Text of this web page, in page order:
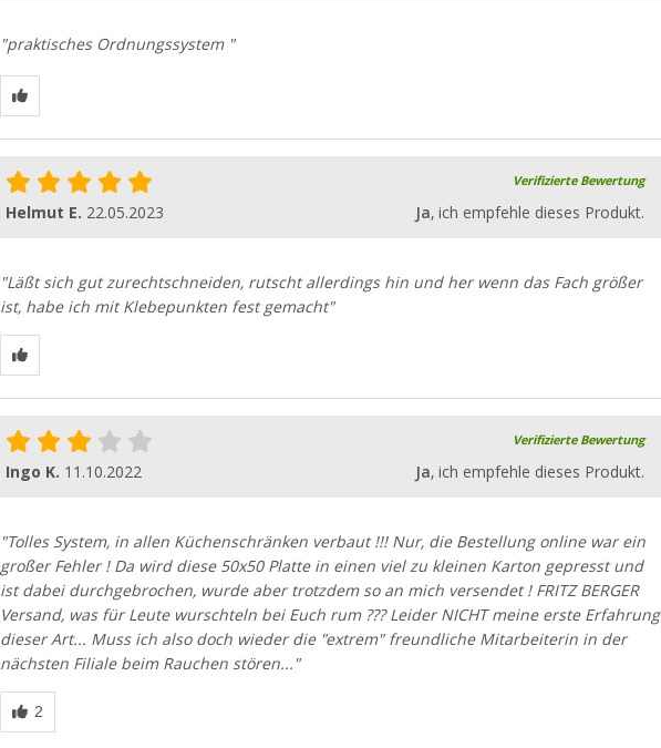
"praktisches Ordnungssystem "
Verifizierte Bewertung
Helmut E. 22.05.2023 Ja, ich empfehle dieses Produkt.
"Läßt sich gut zurechtschneiden, rutscht allerdings hin und her wenn das Fach größer
ist, habe ich mit Klebepunkten fest gemacht"
Verifizierte Bewertung
Ingo K. 11.10.2022 Ja, ich empfehle dieses Produkt.
"Tolles System, in allen Küchenschränken verbaut !!! Nur, die Bestellung online war ein
großer Fehler ! Da wird diese 50x50 Platte in einen viel zu kleinen Karton gepresst und
ist dabei durchgebrochen, wurde aber trotzdem so an mich versendet ! FRITZ BERGER
Versand, was für Leute wurschteln bei Euch rum ??? Leider NICHT meine erste Erfahrung
dieser Art... Muss ich also doch wieder die "extrem" freundliche Mitarbeiterin in der
nächsten Filiale beim Rauchen stören..."